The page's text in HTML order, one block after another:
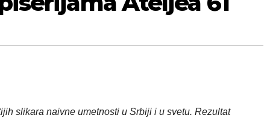
slikara naivne umetnosti u Srbiji i u svetu. Rezultat